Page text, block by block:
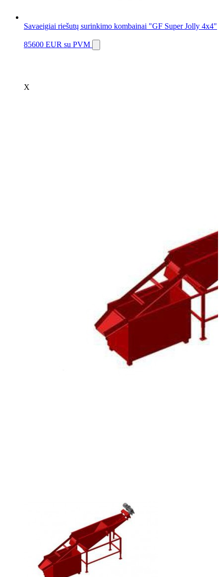
Savaeigiai riešutų surinkimo kombainai "GF Super Jolly 4x4"
85600 EUR su PVM
X